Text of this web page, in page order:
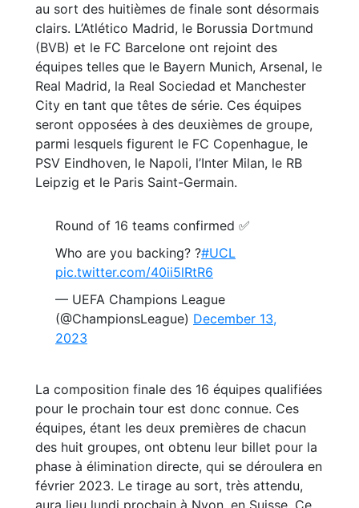
au sort des huitièmes de finale sont désormais
clairs. L’Atlético Madrid, le Borussia Dortmund
(BVB) et le FC Barcelone ont rejoint des
équipes telles que le Bayern Munich, Arsenal, le
Real Madrid, la Real Sociedad et Manchester
City en tant que têtes de série. Ces équipes
seront opposées à des deuxièmes de groupe,
parmi lesquels figurent le FC Copenhague, le
PSV Eindhoven, le Napoli, l’Inter Milan, le RB
Leipzig et le Paris Saint-Germain.
Round of 16 teams confirmed ✅
Who are you backing? ?#UCL
pic.twitter.com/40ii5lRtR6
— UEFA Champions League
(@ChampionsLeague) December 13,
2023
La composition finale des 16 équipes qualifiées
pour le prochain tour est donc connue. Ces
équipes, étant les deux premières de chacun
des huit groupes, ont obtenu leur billet pour la
phase à élimination directe, qui se déroulera en
février 2023. Le tirage au sort, très attendu,
aura lieu lundi prochain à Nyon, en Suisse. Ce